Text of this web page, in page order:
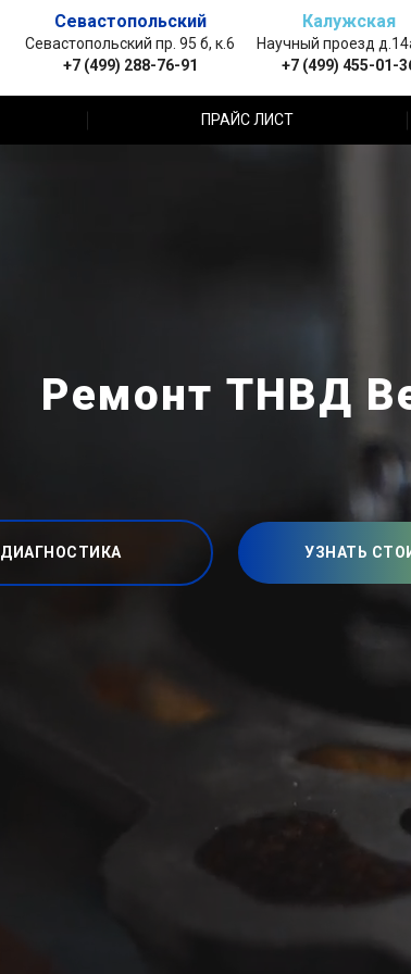
Севастопольский
Севастопольский пр. 95 б, к.6
+7 (499) 288-76-91
Калужская
Научный проезд
+7 (499) 455-01-
ПРАЙС ЛИСТ
Ремонт ТНВД
ДИАГНОСТИКА УЗНАТЬ